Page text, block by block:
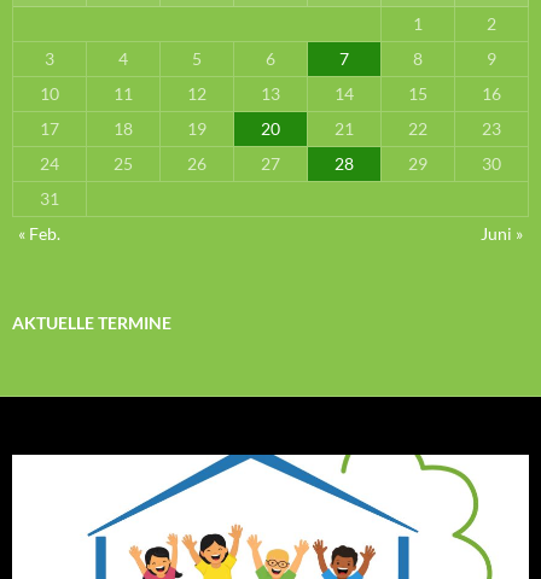
1
2
3
4 5 6 7 8
9
10
11 12 13 14 15
16
17
18 19 20 21 22
23
24
25 26 27 28 29
30
31
« Feb.
Juni »
AKTUELLE TERMINE